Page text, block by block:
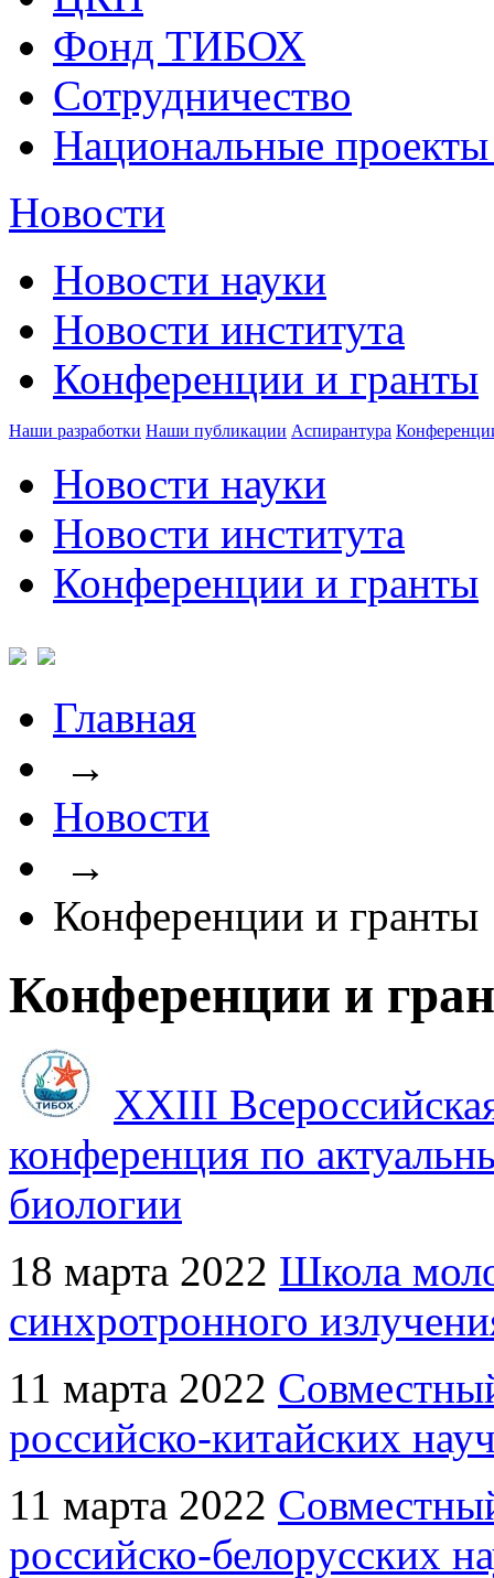
Фонд ТИБОХ
Сотрудничество
Национальные
Новости
Новости науки
Новости института
Конференции и гранты
Наши разработки Наши публикации Аспирантура
Новости науки
Новости института
Конференции и гранты
Главная
→
Новости
→
Конференции и гранты
Конференции и
XXIII
конференция по
биологии
18 марта 2022 Школа
синхротронного
11 марта 2022
российско-китайских
11 марта 2022
российско-белорусских